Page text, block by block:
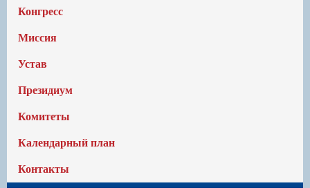
Конгресс
Миссия
Устав
Президиум
Комитеты
Календарный план
Контакты